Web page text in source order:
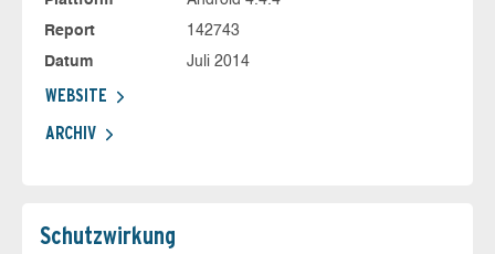
Report
142743
Datum
Juli 2014
WEBSITE
ARCHIV
Schutz­wirkung